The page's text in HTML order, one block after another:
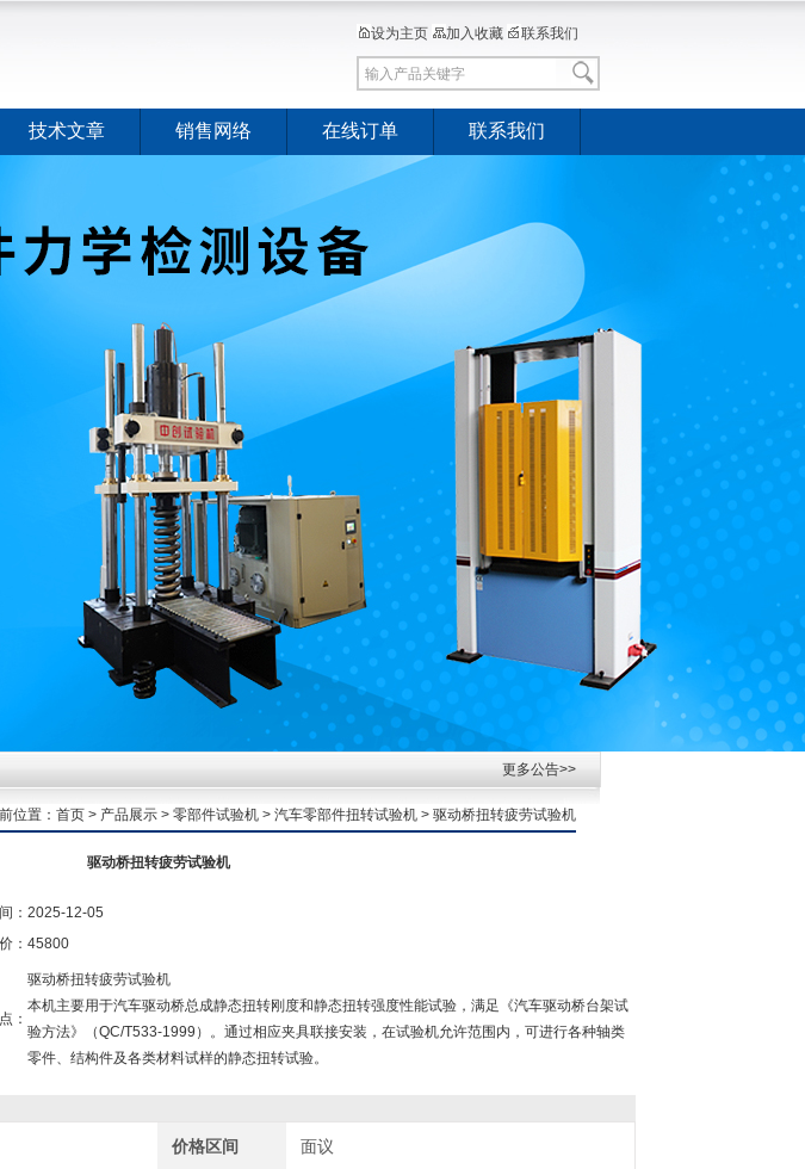
设为主页 加入收藏 联系我们
技术文章 销售网络 在线订单 联系我们
更多公告>>
位置： 首页 > 产品展示 > 零部件试验机 > 汽车零部件扭转试验机 > 驱动桥扭转疲劳试验机
驱动桥扭转疲劳试验机
： 2025-12-05
： 45800
：
驱动桥扭转疲劳试验机
本机主要用于汽车驱动桥总成静态扭转刚度和静态扭转强度性能试验，满足《汽车驱动桥台架试
验方法》（QC/T533-1999）。通过相应夹具联接安装，在试验机允许范围内，可进行各种轴类
零件、结构件及各类材料试样的静态扭转试验。
价格区间 面议